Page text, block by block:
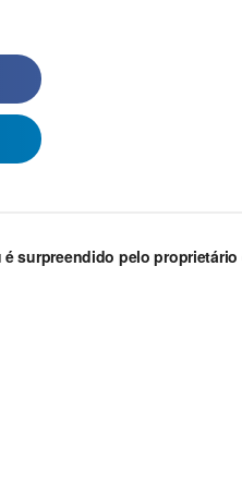
surpreendido pelo proprietário